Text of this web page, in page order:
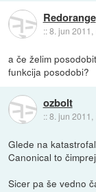
Redorange
::8. jun 2011,
a če želim
funkcija posodobi?
ozbolt
::8. jun 2011,
Glede na
Canonical to
Sicer pa še vedno